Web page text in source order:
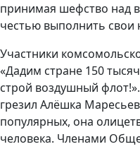
принимая шефство над
честью выполнить свои
Участники
«Дадим стране 150
строй воздушный
грезил Алёшка
популярных, она
человека. Членами